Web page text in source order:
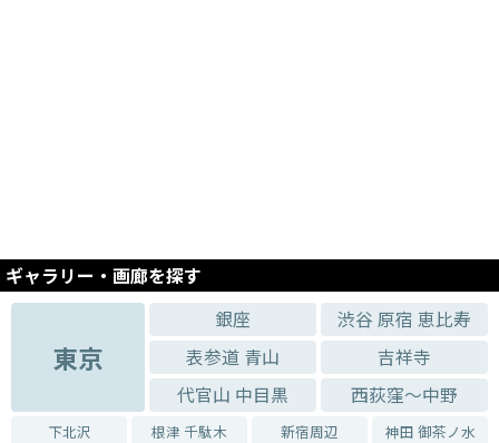
ギャラリー・画廊を探す
東京
銀座
渋谷 原宿 恵比寿
表参道 青山
吉祥寺
代官山 中目黒
西荻窪～中野
下北沢 根津 千駄木 新宿周辺
神田 御茶ノ水